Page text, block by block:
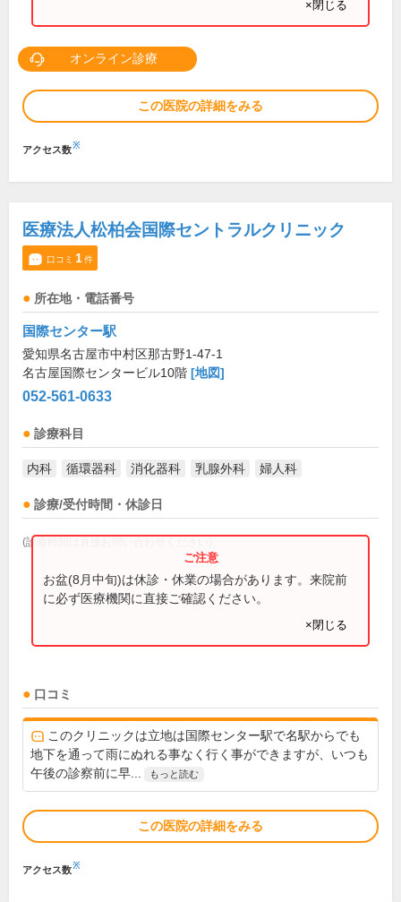
×閉じる
オンライン診療
この医院の詳細をみる
アクセス数※
医療法人松柏会国際セントラルクリニック
口コミ 1件
所在地・電話番号
国際センター駅
愛知県名古屋市中村区那古野1-47-1
名古屋国際センタービル10階 [地図]
052-561-0633
診療科目
内科 循環器科 消化器科 乳腺外科 婦人科
診療/受付時間・休診日
(診療時間は直接お問い合わせください)
お盆(8月中旬)は休診・休業の場合があります。来院前
に必ず医療機関に直接ご確認ください。
×閉じる
口コミ
このクリニックは立地は国際センター駅で名駅からでも
地下を通って雨にぬれる事なく行く事ができますが、いつも
午後の診察前に早...
もっと読む
この医院の詳細をみる
アクセス数※